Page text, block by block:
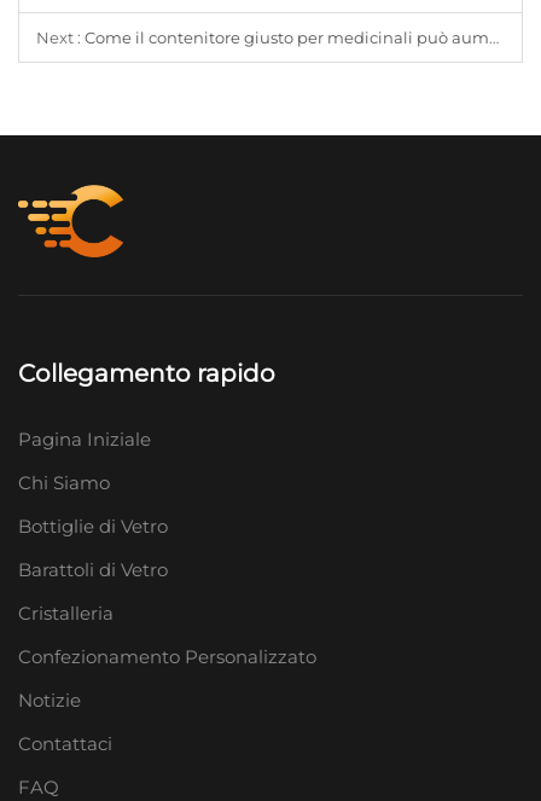
Next : Come il contenitore giusto per medicinali può aumentare la fiducia nel marchio e la conformità del paziente
Collegamento rapido
Pagina Iniziale
Chi Siamo
Bottiglie di Vetro
Barattoli di Vetro
Cristalleria
Confezionamento Personalizzato
Notizie
Contattaci
FAQ